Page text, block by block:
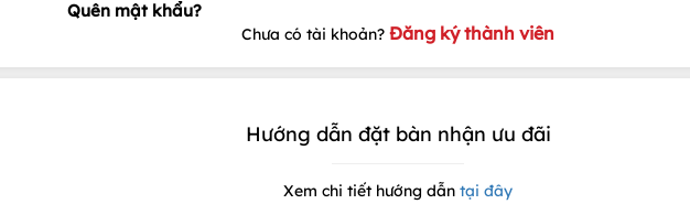
Chưa có tài khoản? Đăng ký thành viên
Hướng dẫn đặt bàn nhận ưu đãi
Xem chi tiết hướng dẫn tại đây